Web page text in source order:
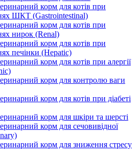
корм для котів при
ШКТ (Gastrointestinal)
корм для котів при
нирок (Renal)
корм для котів при
печінки (Hepatic)
корм для котів при алергії
корм для контролю ваги
корм для котів при діабеті
корм для шкіри та шерсті
корм для сечовивідної
корм для зниження стресу